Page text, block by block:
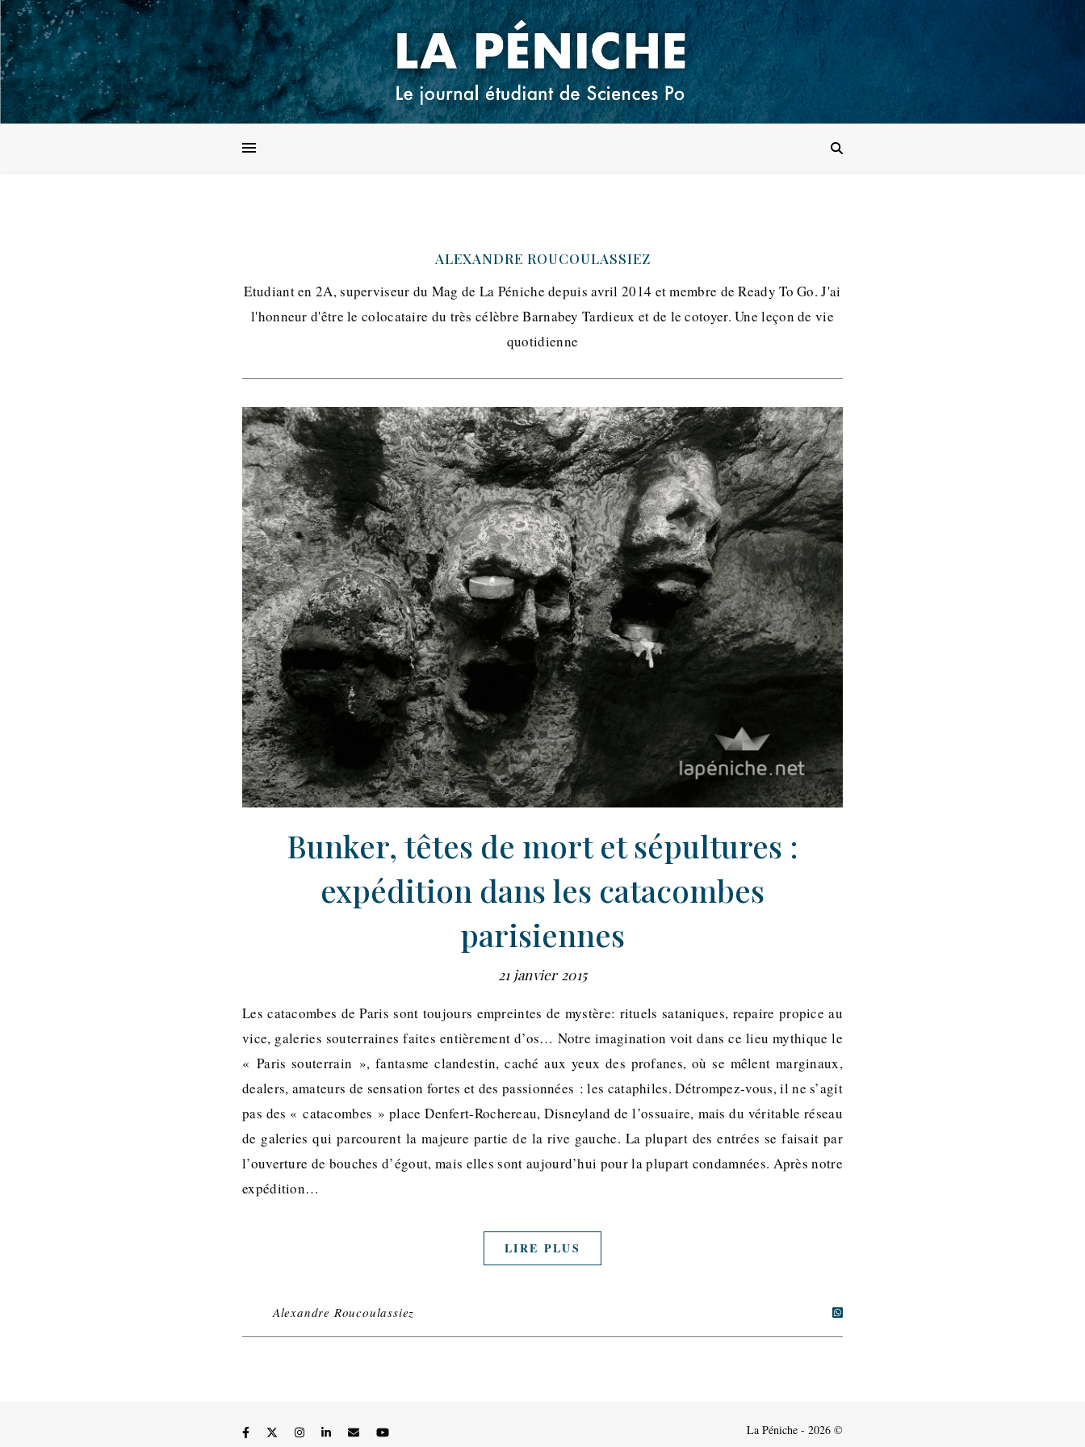
ALEXANDRE ROUCOULASSIEZ
Etudiant en 2A, superviseur du Mag de La Péniche depuis avril 2014 et membre de Ready To Go. J'ai
l'honneur d'être le colocataire du très célèbre Barnabey Tardieux et de le cotoyer. Une leçon de vie
quotidienne
Bunker, têtes de mort et sépultures :
expédition dans les catacombes
parisiennes
21 janvier 2015
Les catacombes de Paris sont toujours empreintes de mystère: rituels sataniques, repaire propice au
vice, galeries souterraines faites entièrement d’os… Notre imagination voit dans ce lieu mythique le
« Paris souterrain », fantasme clandestin, caché aux yeux des profanes, où se mêlent marginaux,
dealers, amateurs de sensation fortes et des passionnées : les cataphiles. Détrompez-vous, il ne s’agit
pas des « catacombes » place Denfert-Rochereau, Disneyland de l’ossuaire, mais du véritable réseau
de galeries qui parcourent la majeure partie de la rive gauche. La plupart des entrées se faisait par
l’ouverture de bouches d’égout, mais elles sont aujourd’hui pour la plupart condamnées. Après notre
expédition…
LIRE PLUS
Alexandre Roucoulassiez
La Péniche - 2026 ©